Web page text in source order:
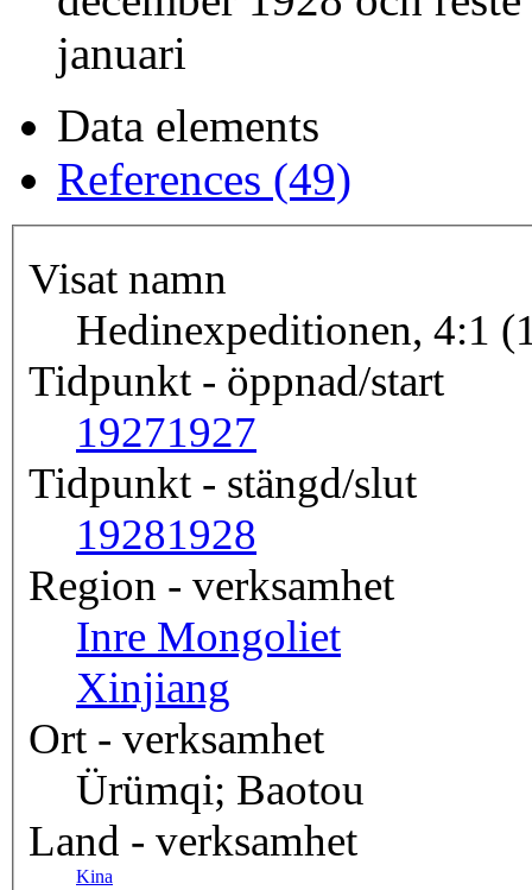
januari
Data elements
References (49)
Visat namn
Hedinexpeditionen, 4:1
Tidpunkt - öppnad/start
19271927
Tidpunkt - stängd/slut
19281928
Region - verksamhet
Inre Mongoliet
Xinjiang
Ort - verksamhet
Ürümqi; Baotou
Land - verksamhet
Kina